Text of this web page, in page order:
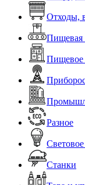
Отходы,
Пищевая
Пищевое
Разное
Станки